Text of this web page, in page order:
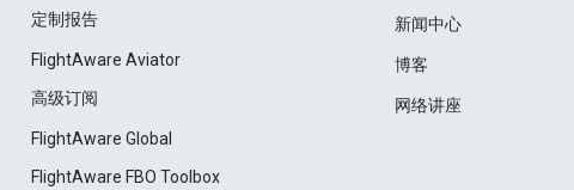
定制报告
FlightAware Aviator
高级订阅
FlightAware Global
FlightAware FBO Toolbox
新闻中心
博客
网络讲座